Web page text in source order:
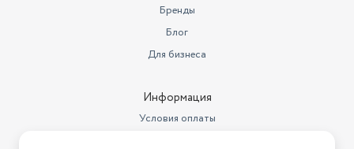
35 см
30 см
200 кг
Бренды
Блог
Для бизнеса
Информация
Условия оплаты